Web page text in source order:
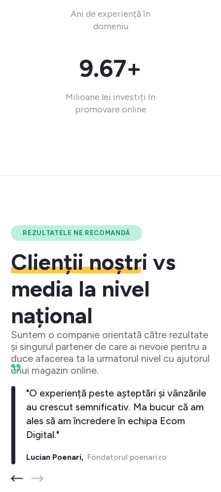
Ani de experiență în
domeniu
9.67+
Milioane lei investiți în
promovare online
REZULTATELE NE RECOMANDĂ
Clienții noștri vs
media la nivel
național
Suntem o companie orientată către rezultate
și singurul partener de care ai nevoie pentru a
duce afacerea ta la urmatorul nivel cu ajutorul
unui magazin online.
"O experiență peste așteptări și vânzările
au crescut semnificativ. Ma bucur că am
ales să am încredere în echipa Ecom
Digital."
Lucian Poenari,Fondatorul poenari.ro